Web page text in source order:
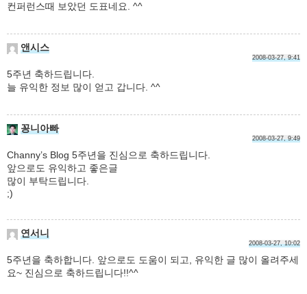
컨퍼런스때 보았던 도표네요. ^^
앤시스
2008-03-27, 9:41
5주년 축하드립니다.
늘 유익한 정보 많이 얻고 갑니다. ^^
꽁니아빠
2008-03-27, 9:49
Channy’s Blog 5주년을 진심으로 축하드립니다.
앞으로도 유익하고 좋은글
많이 부탁드립니다.
;)
연서니
2008-03-27, 10:02
5주년을 축하합니다. 앞으로도 도움이 되고, 유익한 글 많이 올려주세
요~ 진심으로 축하드립니다!!^^